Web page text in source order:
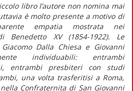
libro l’autore non nomina mai
è molto presente a motivo di
empatia mostrata nei
Benedetto XV (1854-1922). Le
Dalla Chiesa e Giovanni
individuabili: entrambi
entrambi presbiteri con studi
una volta trasferitisi a Roma,
Confraternita di San Giovanni